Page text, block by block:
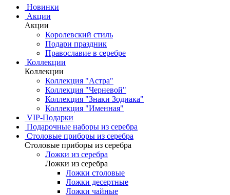
Новинки
Акции
Акции
Королевский стиль
Подари праздник
Православие в серебре
Коллекции
Коллекции
Коллекция "Астра"
Коллекция "Черневой"
Коллекция "Знаки Зодиака"
Коллекция "Именная"
VIP-Подарки
Подарочные наборы из серебра
Столовые приборы из серебра
Столовые приборы из серебра
Ложки из серебра
Ложки из серебра
Ложки столовые
Ложки десертные
Ложки чайные